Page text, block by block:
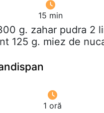
15 min
g. zahar pudra 2
125 g. miez de
1 oră